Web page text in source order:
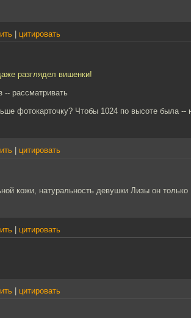
цитировать
разглядел вишенки!
-- рассматривать
фотокарточку? Чтобы 1024 по высоте была --
цитировать
кожи, натуральность девушки Лизы он
цитировать
цитировать